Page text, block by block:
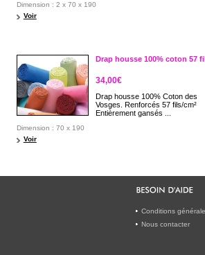
Dimension : 2 x 70 x 190
Voir
Drap housse 100% coton 57
34,00€
Drap housse 100% Coton des
Vosges. Renforcés 57 fils/cm²
Entièrement gansés ...
Dimension : 70 x 190
Voir
Conditions
Nous contacter